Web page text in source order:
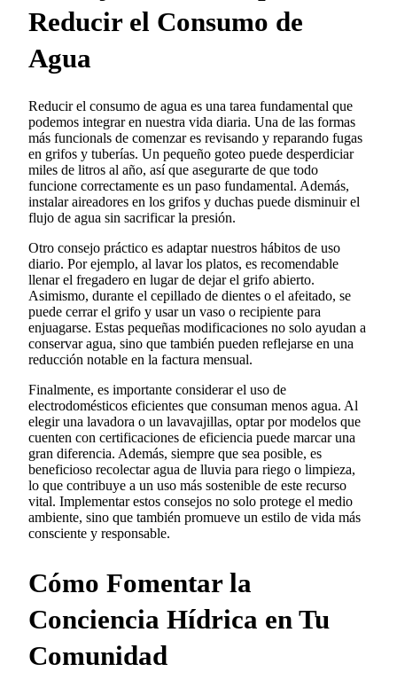
Reducir el Consumo de
Agua
Reducir el consumo de agua es una tarea fundamental que
podemos integrar en nuestra vida diaria. Una de las formas
más funcionals de comenzar es revisando y reparando fugas
en grifos y tuberías. Un pequeño goteo puede desperdiciar
miles de litros al año, así que asegurarte de que todo
funcione correctamente es un paso fundamental. Además,
instalar aireadores en los grifos y duchas puede disminuir el
flujo de agua sin sacrificar la presión.
Otro consejo práctico es adaptar nuestros hábitos de uso
diario. Por ejemplo, al lavar los platos, es recomendable
llenar el fregadero en lugar de dejar el grifo abierto.
Asimismo, durante el cepillado de dientes o el afeitado, se
puede cerrar el grifo y usar un vaso o recipiente para
enjuagarse. Estas pequeñas modificaciones no solo ayudan a
conservar agua, sino que también pueden reflejarse en una
reducción notable en la factura mensual.
Finalmente, es importante considerar el uso de
electrodomésticos eficientes que consuman menos agua. Al
elegir una lavadora o un lavavajillas, optar por modelos que
cuenten con certificaciones de eficiencia puede marcar una
gran diferencia. Además, siempre que sea posible, es
beneficioso recolectar agua de lluvia para riego o limpieza,
lo que contribuye a un uso más sostenible de este recurso
vital. Implementar estos consejos no solo protege el medio
ambiente, sino que también promueve un estilo de vida más
consciente y responsable.
Cómo Fomentar la
Conciencia Hídrica en Tu
Comunidad